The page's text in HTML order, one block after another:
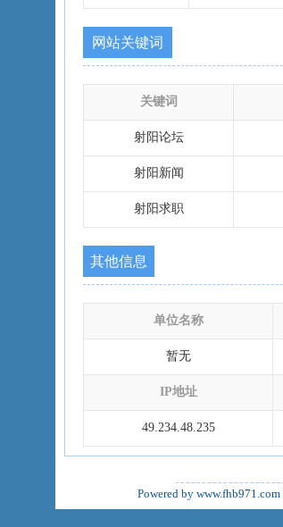
网站关键词
关键词
射阳论坛
射阳新闻
射阳求职
其他信息
单位名称
暂无
IP地址
49.234.48.235
Powered by www.fhb971.com